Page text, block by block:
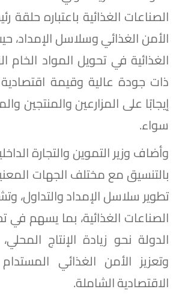
الصناعات الغذائية باعتباره
الأمن الغذائي وسلاسل الإمداد،
الغذائية في تحويل المواد الخام
ذات جودة عالية وقيمة
إيجابًا على المزارعين والمنتجين
سواء.
وأضاف وزير التموين والتجارة
بالتنسيق مع مختلف الجهات
تطوير سلاسل الإمداد والتداول،
الصناعات الغذائية، بما يسهم
الدولة نحو زيادة الإنتاج
وتعزيز الأمن الغذائي
الاقتصادية الشاملة.